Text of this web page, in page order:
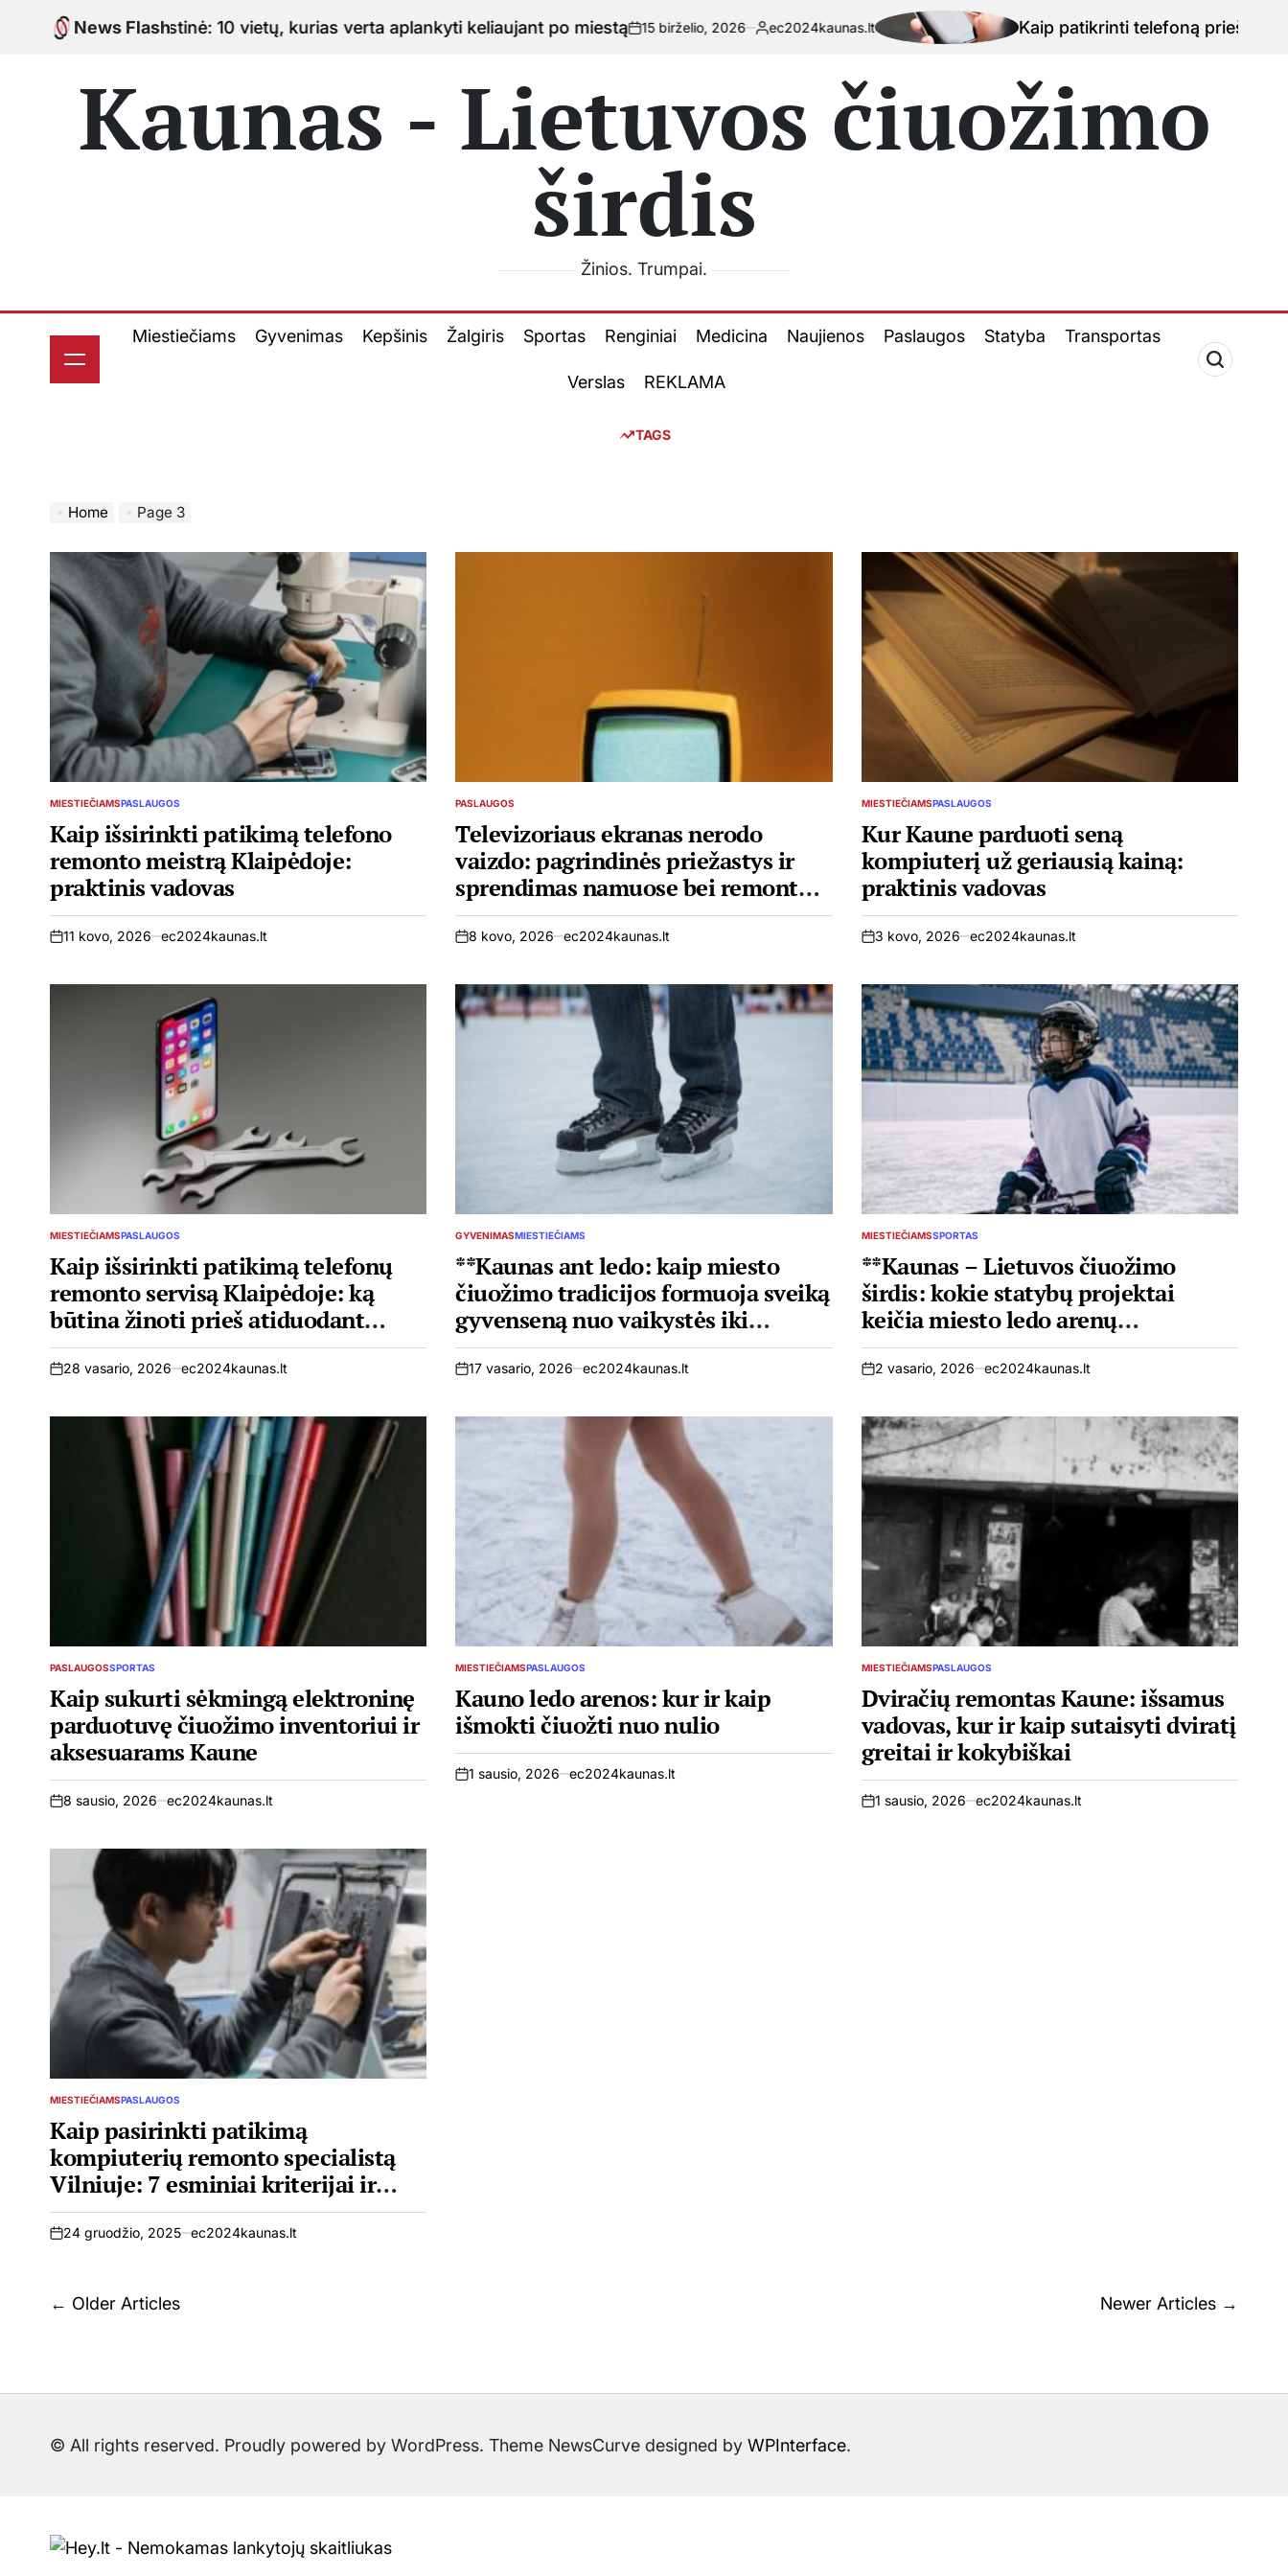
News Flash
sostinė: 10 vietų, kurias verta aplankyti keliaujant po miestą on
15 birželio, 2026
Posted
ec2024kaunas.lt Kaip patikrinti telefoną prieš perkant
Kaunas - Lietuvos čiuožimo
širdis
Žinios. Trumpai.
Miestiečiams Gyvenimas Kepšinis Žalgiris Sportas Renginiai Medicina Naujienos Paslaugos Statyba Transportas
Verslas REKLAMA
TAGS
Home Page 3
POSTED
MIESTIEČIAMSPASLAUGOS
Kaip išsirinkti patikimą telefono
remonto meistrą Klaipėdoje:
praktinis vadovas
on
11 kovo, 2026 ec2024kaunas.lt
POSTED
PASLAUGOS
Televizoriaus ekranas nerodo
vaizdo: pagrindinės priežastys ir
sprendimas namuose bei remonto
dirbtuvėse Kaune
on
8 kovo, 2026 ec2024kaunas.lt
POSTED
MIESTIEČIAMSPASLAUGOS
Kur Kaune parduoti seną
kompiuterį už geriausią kainą:
praktinis vadovas
on
3 kovo, 2026 ec2024kaunas.lt
POSTED
MIESTIEČIAMSPASLAUGOS
Kaip išsirinkti patikimą telefonų
remonto servisą Klaipėdoje: ką
būtina žinoti prieš atiduodant
įrenginį
on
28 vasario, 2026 ec2024kaunas.lt
POSTED
IN
GYVENIMASMIESTIEČIAMS
**Kaunas ant ledo: kaip miesto
čiuožimo tradicijos formuoja sveiką
gyvenseną nuo vaikystės iki
senjorų amžiaus**
on
17 vasario, 2026 ec2024kaunas.lt
POSTED
IN
MIESTIEČIAMSSPORTAS
**Kaunas – Lietuvos čiuožimo
širdis: kokie statybų projektai
keičia miesto ledo arenų
infrastruktūrą**
on
2 vasario, 2026 ec2024kaunas.lt
POSTED
PASLAUGOSSPORTAS
Kaip sukurti sėkmingą elektroninę
parduotuvę čiuožimo inventoriui ir
aksesuarams Kaune
on
8 sausio, 2026 ec2024kaunas.lt
POSTED
MIESTIEČIAMSPASLAUGOS
Kauno ledo arenos: kur ir kaip
išmokti čiuožti nuo nulio
on
1 sausio, 2026 ec2024kaunas.lt
POSTED
MIESTIEČIAMSPASLAUGOS
Dviračių remontas Kaune: išsamus
vadovas, kur ir kaip sutaisyti dviratį
greitai ir kokybiškai
on
1 sausio, 2026 ec2024kaunas.lt
POSTED
MIESTIEČIAMSPASLAUGOS
Kaip pasirinkti patikimą
kompiuterių remonto specialistą
Vilniuje: 7 esminiai kriterijai ir
dažniausios klaidos
on
24 gruodžio, 2025 ec2024kaunas.lt
Navigacija
← Older Articles Newer Articles →
© All rights reserved. Proudly powered by WordPress. Theme NewsCurve designed by WPInterface.